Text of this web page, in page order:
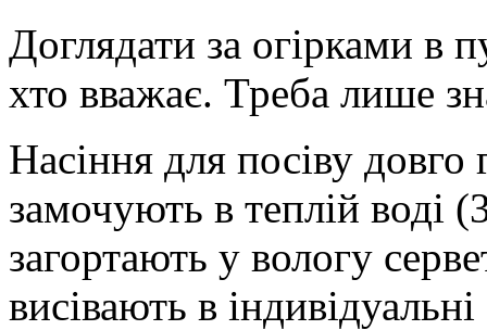
Доглядати за огірками в
хто вважає. Треба лише
Насіння для посіву довго
замочують в теплій воді
загортають у вологу
висівають в